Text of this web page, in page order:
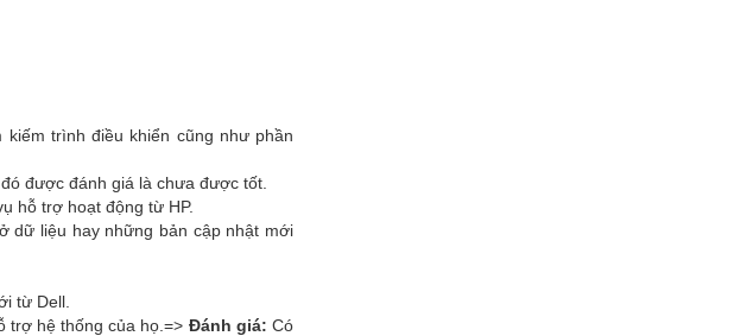
trình điều khiển cũng như phần
được đánh giá là chưa được tốt.
hỗ trợ hoạt động từ HP.
dữ liệu hay những bản cập nhật mới
từ Dell.
trợ hệ thống của họ.=> Đánh giá: Có